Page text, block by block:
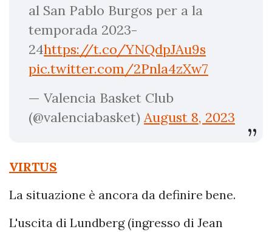
al San Pablo Burgos per a la
temporada 2023-
24https://t.co/YNQdpJAu9s
pic.twitter.com/2Pnla4zXw7
— Valencia Basket Club
(@valenciabasket) August 8, 2023
VIRTUS
La situazione è ancora da definire bene.
L'uscita di Lundberg (ingresso di Jean